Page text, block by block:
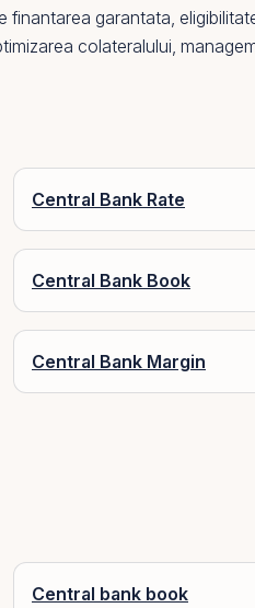
finantarea garantata,
colateralului,
Central Bank Rate
Central Bank Book
Central Bank Margin
Central bank book